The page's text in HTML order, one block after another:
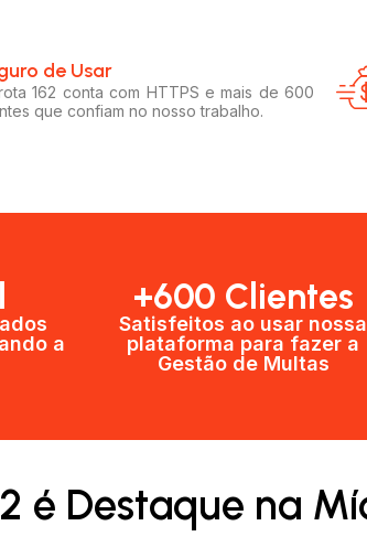
de Usar​
162 conta com HTTPS e mais de 600
que confiam no nosso trabalho.
a
+600 Clientes​
Satisfeitos ao usar nossa
plataforma para fazer a
Gestão de Multas​
é Destaque na